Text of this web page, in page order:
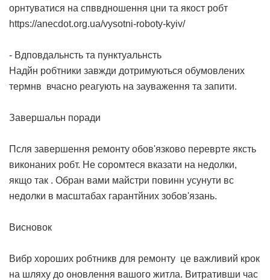
орнтуватися на спввдношення цни та якост робт
https://anecdot.org.ua/vysotni-roboty-kyiv/
- Вдповдальнсть та пунктуальнсть
Надйн робтники завжди дотримуються обумовлених
термнв вчасно реагують на зауваження та запити.
Завершальн поради
Псля завершення ремонту обов'язково переврте яксть
виконаних робт. Не соромтеся вказати на недолки,
якщо так . Обран вами майстри повинн усунути вс
недолки в масштабах гарантйних зобов'язань.
Висновок
Вибр хороших робтникв для ремонту це важливий крок
на шляху до оновлення вашого житла. Витративши час